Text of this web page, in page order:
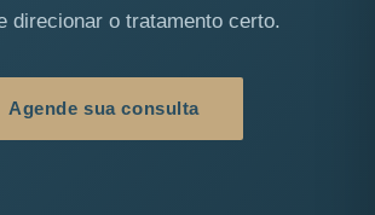
direcionar o tratamento certo.
Agende sua consulta